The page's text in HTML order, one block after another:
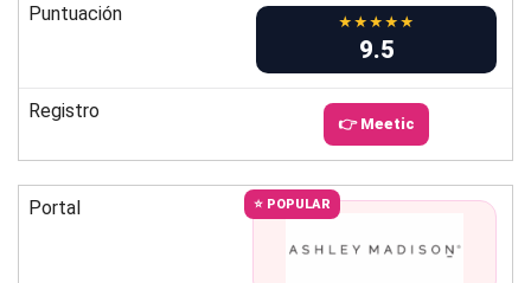
Puntuación ★★★★★
9.5
Registro
👉 Meetic
Portal ⭐ POPULAR